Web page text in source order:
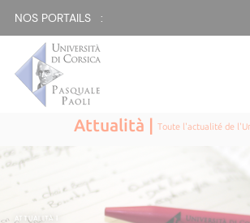
NOS PORTAILS :
Attualità |Toute l'actualité de
ATTUALITÀ